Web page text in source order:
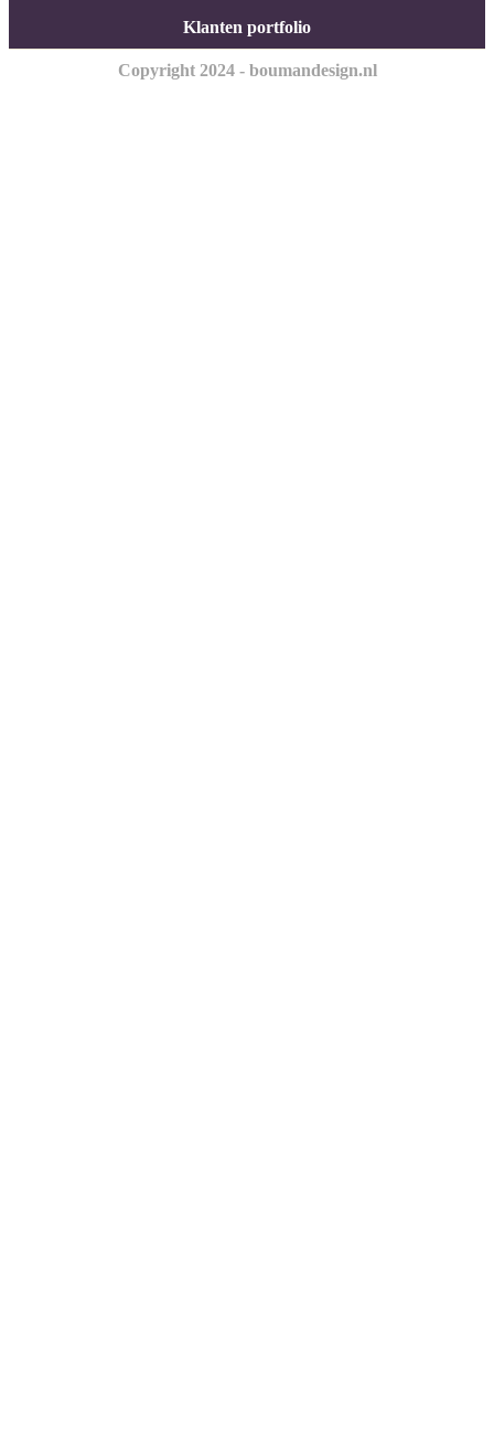
Klanten portfolio
Copyright 2024 - boumandesign.nl